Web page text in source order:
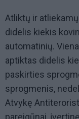
Atliktų ir
didelis kiekis
automatinių.
aptiktas didelis
paskirties
sprogmenis,
Atvykę